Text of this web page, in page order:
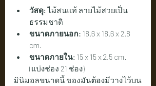
วัสดุ: ไม้สนแท้ ลายไม้สวยเป็น
ธรรมชาติ
ขนาดภายนอก: 18.6 x 18.6 x 2.8
cm.
ขนาดภายใน: 15 x 15 x 2.5 cm.
(แบ่งช่อง 21 ช่อง)
มินิมอลขนาดนี้ ของมันต้องมีวางไว้บน